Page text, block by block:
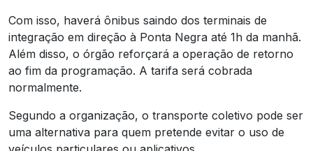
Com isso, haverá ônibus saindo dos terminais de
integração em direção à Ponta Negra até 1h da manhã.
Além disso, o órgão reforçará a operação de retorno
ao fim da programação. A tarifa será cobrada
normalmente.
Segundo a organização, o transporte coletivo pode ser
uma alternativa para quem pretende evitar o uso de